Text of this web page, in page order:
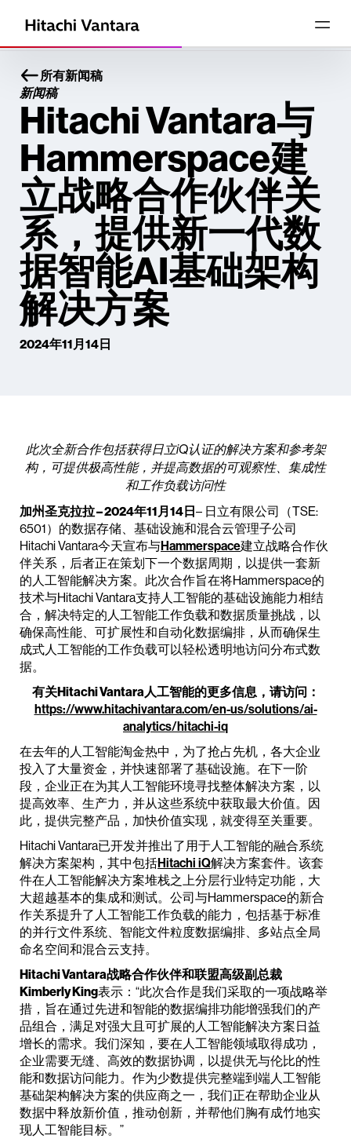
所有新闻稿
新闻稿
Hitachi Vantara与
Hammerspace建
立战略合作伙伴关
系，提供新一代数
据智能AI基础架构
解决方案
2024年11月14日
此次全新合作包括获得日立iQ认证的解决方案和参考架
构，可提供极高性能，并提高数据的可观察性、集成性
和工作负载访问性
加州圣克拉拉 – 2024年11月14日– 日立有限公司（TSE:
6501）的数据存储、基础设施和混合云管理子公司
Hitachi Vantara今天宣布与Hammerspace建立战略合作伙
伴关系，后者正在策划下一个数据周期，以提供一套新
的人工智能解决方案。此次合作旨在将Hammerspace的
技术与Hitachi Vantara支持人工智能的基础设施能力相结
合，解决特定的人工智能工作负载和数据质量挑战，以
确保高性能、可扩展性和自动化数据编排，从而确保生
成式人工智能的工作负载可以轻松透明地访问分布式数
据。
有关Hitachi Vantara人工智能的更多信息，请访问：
https://www.hitachivantara.com/en-us/solutions/ai-
analytics/hitachi-iq
在去年的人工智能淘金热中，为了抢占先机，各大企业
投入了大量资金，并快速部署了基础设施。在下一阶
段，企业正在为其人工智能环境寻找整体解决方案，以
提高效率、生产力，并从这些系统中获取最大价值。因
此，提供完整产品，加快价值实现，就变得至关重要。
Hitachi Vantara已开发并推出了用于人工智能的融合系统
解决方案架构，其中包括Hitachi iQ解决方案套件。该套
件在人工智能解决方案堆栈之上分层行业特定功能，大
大超越基本的集成和测试。公司与Hammerspace的新合
作关系提升了人工智能工作负载的能力，包括基于标准
的并行文件系统、智能文件粒度数据编排、多站点全局
命名空间和混合云支持。
Hitachi Vantara战略合作伙伴和联盟高级副总裁
Kimberly King表示：“此次合作是我们采取的一项战略举
措，旨在通过先进和智能的数据编排功能增强我们的产
品组合，满足对强大且可扩展的人工智能解决方案日益
增长的需求。我们深知，要在人工智能领域取得成功，
企业需要无缝、高效的数据协调，以提供无与伦比的性
能和数据访问能力。作为少数提供完整端到端人工智能
基础架构解决方案的供应商之一，我们正在帮助企业从
数据中释放新价值，推动创新，并帮他们胸有成竹地实
现人工智能目标。”